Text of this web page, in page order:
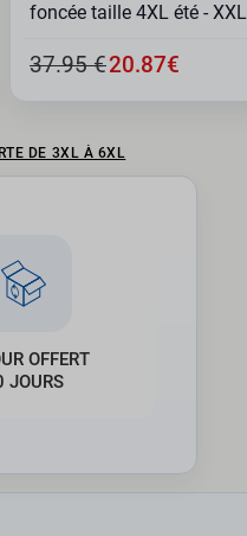
foncée taille 4XL été -
37.95 €20.87€
DE 3XL À 6XL
OFFERT
JOURS